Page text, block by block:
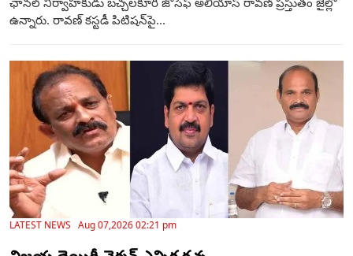
ఉన్నారు. రావణ్ కస్టడీ పిటిషన్‌పై...
LATEST NEWS Aug 07,2026 02:21 pm